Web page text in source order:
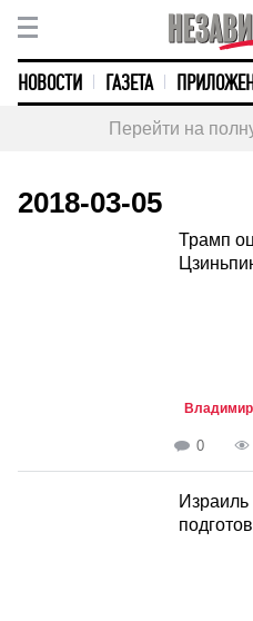
НОВОСТИ ГАЗЕТА
Перейти на
2018-03-05
Трамп
0